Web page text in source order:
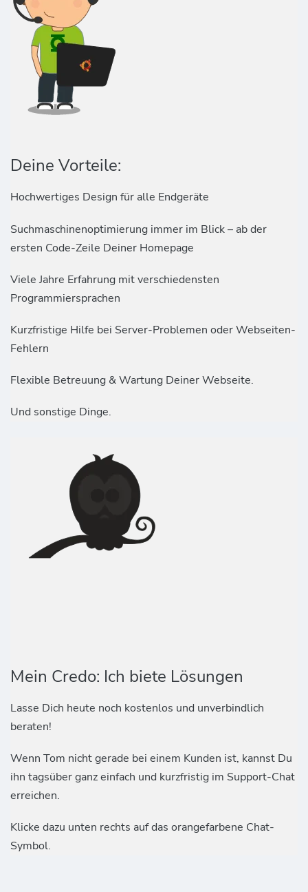
Deine Vorteile:
Hochwertiges Design für alle Endgeräte
Suchmaschinenoptimierung immer im Blick – ab der
ersten Code-Zeile Deiner Homepage
Viele Jahre Erfahrung mit verschiedensten
Programmiersprachen
Kurzfristige Hilfe bei Server-Problemen oder Webseiten-
Fehlern
Flexible Betreuung & Wartung Deiner Webseite.
Und sonstige Dinge.
Mein Credo: Ich biete Lösungen
Lasse Dich heute noch kostenlos und unverbindlich
beraten!
Wenn Tom nicht gerade bei einem Kunden ist, kannst Du
ihn tagsüber ganz einfach und kurzfristig im Support-Chat
erreichen.
Klicke dazu unten rechts auf das orangefarbene Chat-
Symbol.